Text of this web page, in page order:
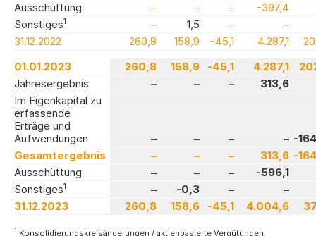
Ausschüttung
– – –
-397,4
Sonstiges1 – 1,5 –
–
31.12.2022
260,8 158,9 -45,1 4.287,1
01.01.2023
260,8 158,9 -45,1 4.287,1
Jahresergebnis
– – –
313,6
Im Eigenkapital zu
erfassende
Erträge und
Aufwendungen
– – – – -
Gesamtergebnis
– – – 313,6 -
Ausschüttung
– – –
-596,1
Sonstiges1 – -0,3 –
–
31.12.2023
260,8 158,6 -45,1 4.004,6
1 Konsolidierungskreisänderungen / aktienbasierte Vergütungen.